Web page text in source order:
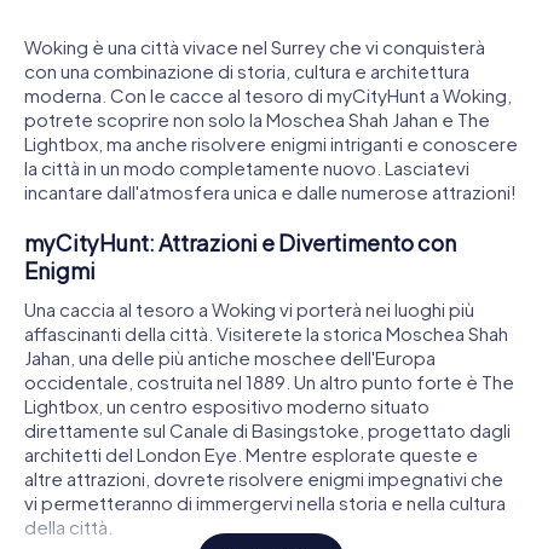
Woking è una città vivace nel Surrey che vi conquisterà
con una combinazione di storia, cultura e architettura
moderna. Con le cacce al tesoro di myCityHunt a Woking,
potrete scoprire non solo la Moschea Shah Jahan e The
Lightbox, ma anche risolvere enigmi intriganti e conoscere
la città in un modo completamente nuovo. Lasciatevi
incantare dall'atmosfera unica e dalle numerose attrazioni!
myCityHunt: Attrazioni e Divertimento con
Enigmi
Una caccia al tesoro a Woking vi porterà nei luoghi più
affascinanti della città. Visiterete la storica Moschea Shah
Jahan, una delle più antiche moschee dell'Europa
occidentale, costruita nel 1889. Un altro punto forte è The
Lightbox, un centro espositivo moderno situato
direttamente sul Canale di Basingstoke, progettato dagli
architetti del London Eye. Mentre esplorate queste e
altre attrazioni, dovrete risolvere enigmi impegnativi che
vi permetteranno di immergervi nella storia e nella cultura
della città.